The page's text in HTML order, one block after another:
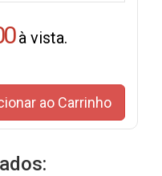
à vista.
ao Carrinho